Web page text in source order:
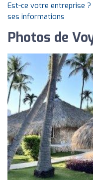
Est-ce votre entreprise
ses informations
Photos de